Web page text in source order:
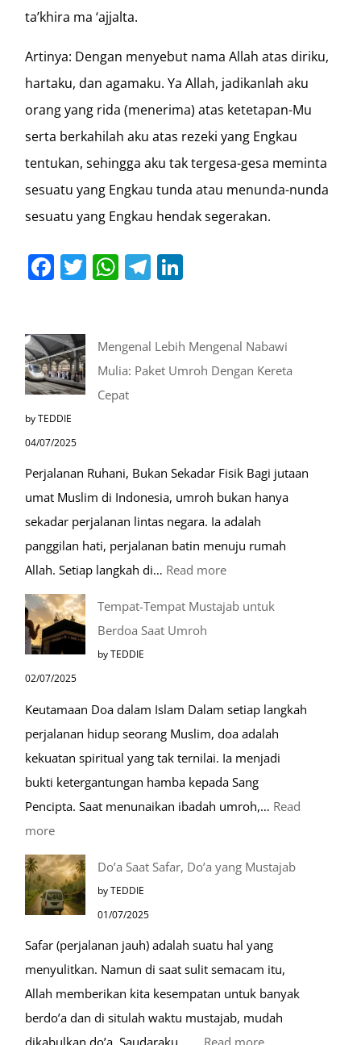
ta’khira ma ‘ajjalta.
Artinya: Dengan menyebut nama Allah atas diriku,
hartaku, dan agamaku. Ya Allah, jadikanlah aku
orang yang rida (menerima) atas ketetapan-Mu
serta berkahilah aku atas rezeki yang Engkau
tentukan, sehingga aku tak tergesa-gesa meminta
sesuatu yang Engkau tunda atau menunda-nunda
sesuatu yang Engkau hendak segerakan.
Facebook
Twitter
WhatsApp
Telegram
Mengenal Lebih Mengenal Nabawi
Mulia: Paket Umroh Dengan Kereta
Cepat
by TEDDIE
04/07/2025
Perjalanan Ruhani, Bukan Sekadar Fisik Bagi jutaan
umat Muslim di Indonesia, umroh bukan hanya
sekadar perjalanan lintas negara. Ia adalah
panggilan hati, perjalanan batin menuju rumah
Allah. Setiap langkah di… Read more:
Paket
Umroh
Dengan
Kereta
Cepat
Tempat-Tempat Mustajab untuk
Berdoa Saat Umroh
by TEDDIE
02/07/2025
Keutamaan Doa dalam Islam Dalam setiap langkah
perjalanan hidup seorang Muslim, doa adalah
kekuatan spiritual yang tak ternilai. Ia menjadi
bukti ketergantungan hamba kepada Sang
Pencipta. Saat menunaikan ibadah umroh,… Read
more:
Tempat-
Tempat
Mustajab
Berdoa
Saat
Umroh
Do’a Saat Safar, Do’a yang Mustajab
by TEDDIE
01/07/2025
Safar (perjalanan jauh) adalah suatu hal yang
menyulitkan. Namun di saat sulit semacam itu,
Allah memberikan kita kesempatan untuk banyak
berdo’a dan di situlah waktu mustajab, mudah
: